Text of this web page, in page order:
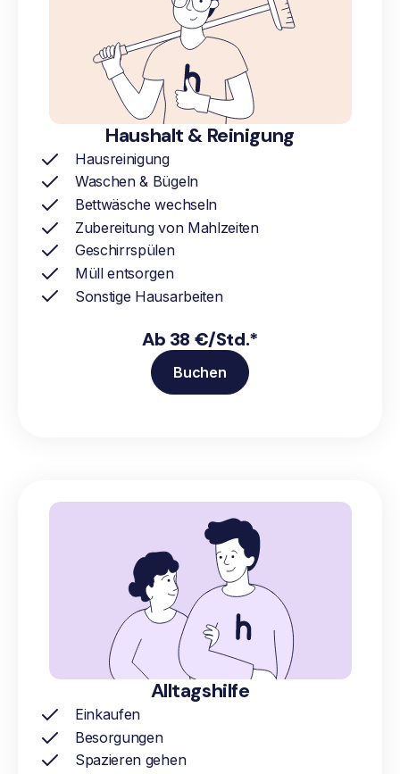
Haushalt & Reinigung
Hausreinigung
Waschen & Bügeln
Bettwäsche wechseln
Zubereitung von Mahlzeiten
Geschirrspülen
Müll entsorgen
Sonstige Hausarbeiten
Ab 38 €/Std.*
Buchen
Alltagshilfe
Einkaufen
Besorgungen
Spazieren gehen